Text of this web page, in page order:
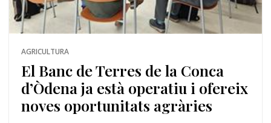
AGRICULTURA
El Banc de Terres de la Conca
d’Òdena ja està operatiu i ofereix
noves oportunitats agràries